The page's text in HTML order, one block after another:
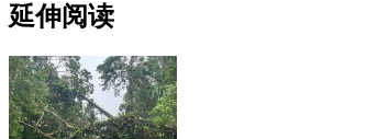
延伸阅读